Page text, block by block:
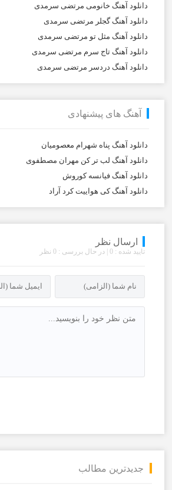
دانلود آهنگ خانومی مرتضی سرمدی
دانلود آهنگ گجلر مرتضی سرمدی
دانلود آهنگ مثل تو مرتضی سرمدی
دانلود آهنگ تاج سرم مرتضی سرمدی
دانلود آهنگ دردسر مرتضی سرمدی
آهنگ های پیشنهادی
دانلود آهنگ پناه شهرام معصومیان
دانلود آهنگ لب تر کن مهران مصطفوی
دانلود آهنگ فیانسه کوروش
دانلود آهنگ کی هواییت کرد آراد
ارسال نظر
تایید شده : 0 | در حال بررسی : 0 نظر
جدیدترین مطالب